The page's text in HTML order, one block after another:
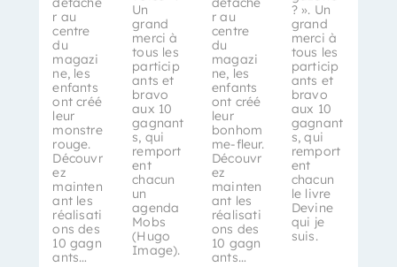
r au
centre
du
magazi
ne, les
enfants
ont créé
leur
monstre
rouge.
Découvr
ez
mainten
ant les
réalisati
ons des
10 gagn
ants…
Un
grand
merci à
tous les
particip
ants et
bravo
aux 10
gagnant
s, qui
remport
ent
chacun
un
agenda
Mobs
(Hugo
Image).
r au
centre
du
magazi
ne, les
enfants
ont créé
leur
bonhom
me-fleur.
Découvr
ez
mainten
ant les
réalisati
ons des
10 gagn
ants…
? ». Un
grand
merci à
tous les
particip
ants et
bravo
aux 10
gagnant
s, qui
remport
ent
chacun
le livre
Devine
qui je
suis.